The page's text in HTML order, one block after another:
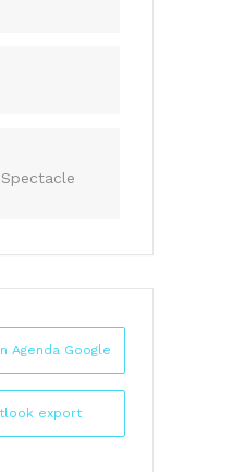
Agenda Google
export